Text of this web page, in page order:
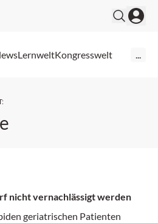
LernweltKongresswelt
:
nicht vernachlässigt werden
geriatrischen Patienten